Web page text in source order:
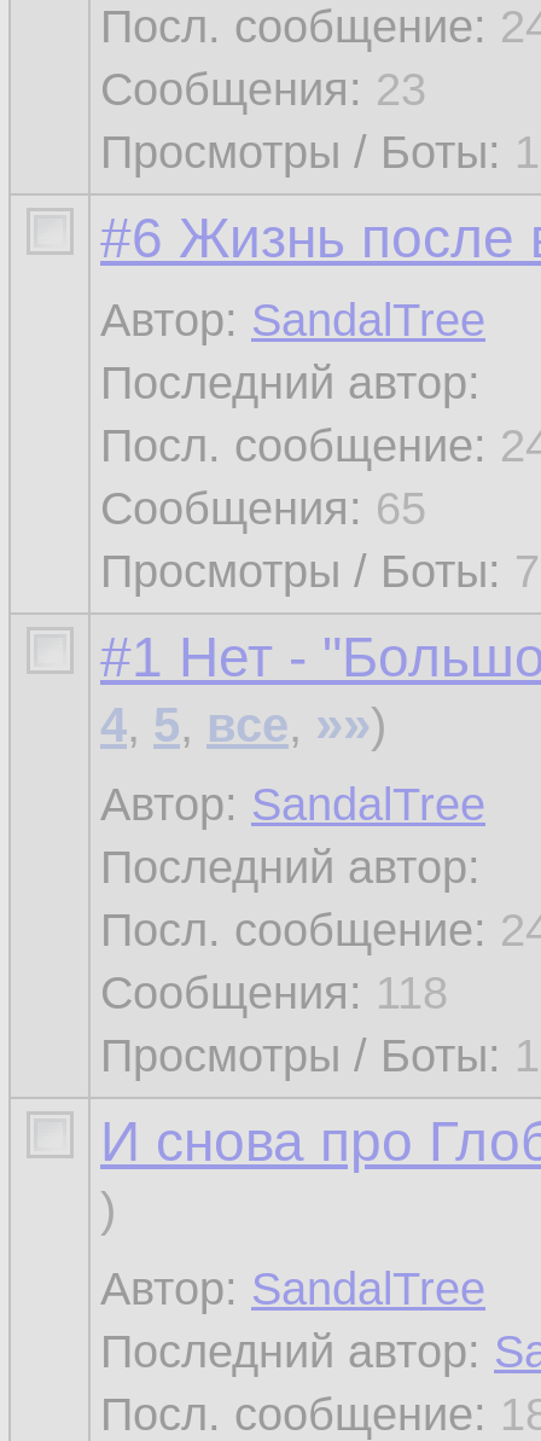
Посл. сообщение:
Сообщения: 23
Просмотры / Боты:
#6 Жизнь после
Автор: SandalTree
Последний автор:
Посл. сообщение:
Сообщения: 65
Просмотры / Боты:
#1 Нет -
4, 5, все, »»)
Автор: SandalTree
Последний автор:
Посл. сообщение:
Сообщения: 118
Просмотры / Боты:
И снова про
)
Автор: SandalTree
Последний автор:
Посл. сообщение: